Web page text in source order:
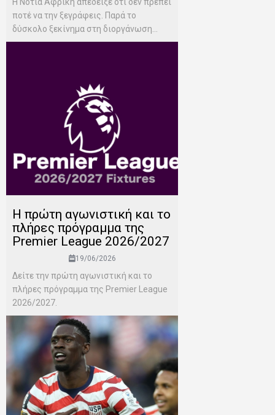
ποτέ να την ξεγράφεις. Παρά το
δύσκολο ξεκίνημα στη διοργάνωση...
H πρώτη αγωνιστική και το
πλήρες πρόγραμμα της
Premier League 2026/2027
19/06/2026
Δείτε την πρώτη αγωνιστική και το
πλήρες πρόγραμμα της Premier League
2026/2027.